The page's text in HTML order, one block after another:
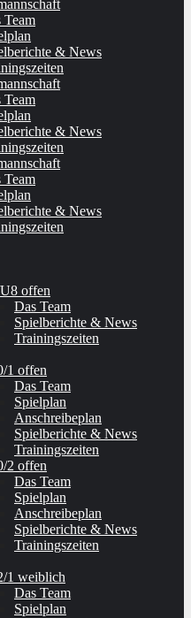
Team
& News
Team
& News
Team
& News
offen
Das Team
Spielberichte & News
Trainingszeiten
1 offen
Das Team
Spielplan
Anschreibeplan
Spielberichte & News
Trainingszeiten
2 offen
Das Team
Spielplan
Anschreibeplan
Spielberichte & News
Trainingszeiten
1 weiblich
Das Team
Spielplan